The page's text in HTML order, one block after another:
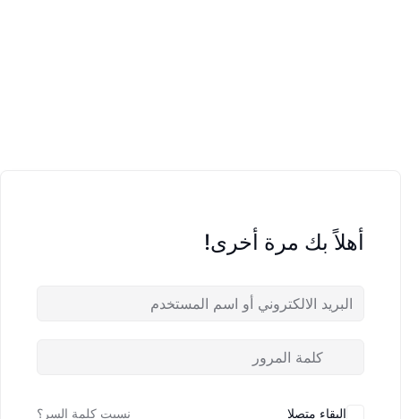
أهلاً بك مرة أخرى!
البقاء متصلا نسيت كلمة السر؟